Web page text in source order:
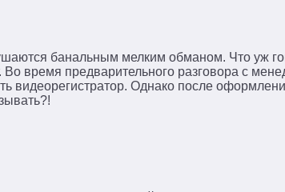
банальным мелким обманом. Что уж
время предварительного разговора с
видеорегистратор. Однако после